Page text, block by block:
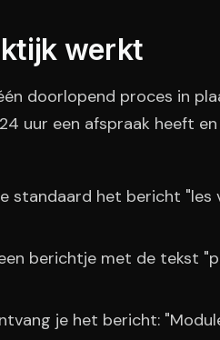
werkt
doorlopend proces in
uur een afspraak heeft
standaard het bericht "les
berichtje met de tekst
je het bericht: